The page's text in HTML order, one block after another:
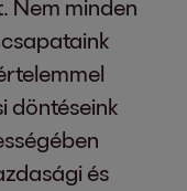
Nem minden
döntéseink
és